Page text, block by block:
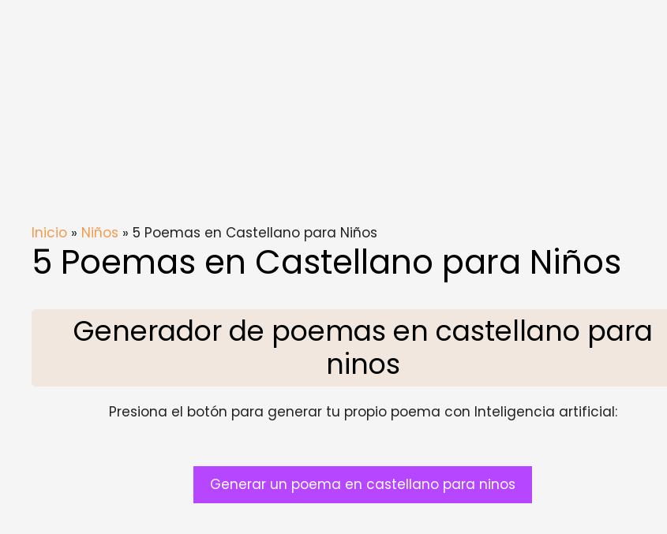
Inicio » Niños » 5 Poemas en Castellano para Niños
5 Poemas en Castellano para Niños
Generador de poemas en castellano para
ninos
Presiona el botón para generar tu propio poema con Inteligencia artificial:
Generar un poema en castellano para ninos